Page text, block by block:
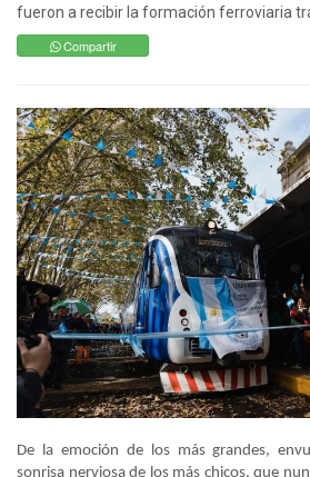
fueron a recibir la formación ferroviaria
Compartir
De la emoción de los más grandes,
sonrisa nerviosa de los más chicos, que